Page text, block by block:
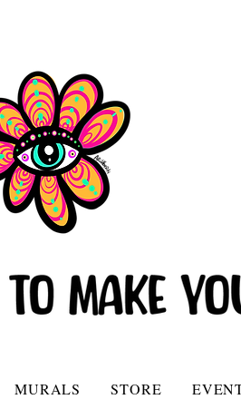
MURALS STORE